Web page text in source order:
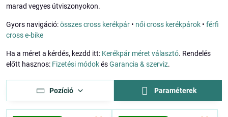
marad vegyes útviszonyokon.
Gyors navigáció:összes cross kerékpár • női cross kerékpárok • férfi
cross e-bike
Ha a méret a kérdés, kezdd itt: Kerékpár méret választó. Rendelés
előtt hasznos: Fizetési módokésGarancia & szerviz.
Pozíció Paraméterek